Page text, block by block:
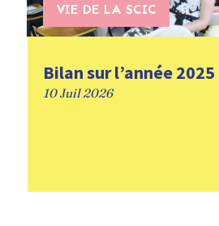
VIE DE LA SCIC
Bilan sur l’année 2025
10 Juil 2026